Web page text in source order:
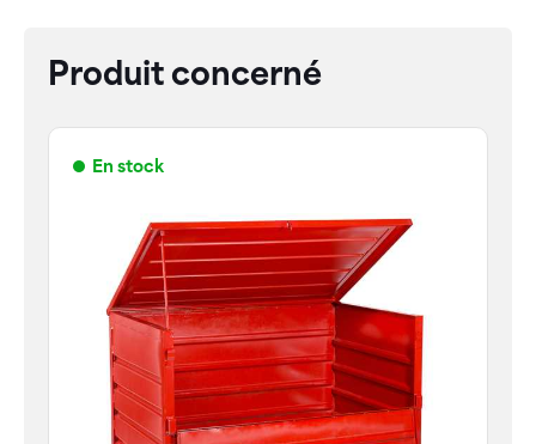
Produit concerné
En stock